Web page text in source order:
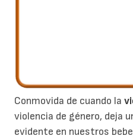
Conmovida de cuando la
violencia de género, deja
evidente en nuestros